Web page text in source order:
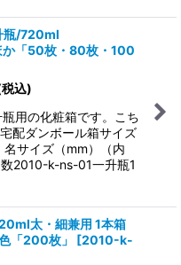
瓶/720ml
「50枚・80枚・100
込)
用の化粧箱です。こち
配ダンボール箱サイズ
サイズ（mm）（内
k-ns-01一升瓶1
太・細兼用 1本箱
「200枚」
[2010-k-